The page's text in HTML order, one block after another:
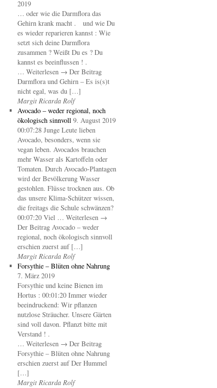
2019
… oder wie die Darmflora das
Gehirn krank macht . und wie Du
es wieder reparieren kannst : Wie
setzt sich deine Darmflora
zusammen ? Weißt Du es ? Du
kannst es beeinflussen ! .
… Weiterlesen → Der Beitrag
Darmflora und Gehirn – Es is(s)t
nicht egal, was du […]
Margit Ricarda Rolf
Avocado – weder regional, noch
ökologisch sinnvoll 9. August 2019
00:07:28 Junge Leute lieben
Avocado, besonders, wenn sie
vegan leben. Avocados brauchen
mehr Wasser als Kartoffeln oder
Tomaten. Durch Avocado-Plantagen
wird der Bevölkerung Wasser
gestohlen. Flüsse trocknen aus. Ob
das unsere Klima-Schützer wissen,
die freitags die Schule schwänzen?
00:07:20 Viel … Weiterlesen →
Der Beitrag Avocado – weder
regional, noch ökologisch sinnvoll
erschien zuerst auf […]
Margit Ricarda Rolf
Forsythie – Blüten ohne Nahrung
7. März 2019
Forsythie und keine Bienen im
Hortus : 00:01:20 Immer wieder
beeindruckend: Wir pflanzen
nutzlose Sträucher. Unsere Gärten
sind voll davon. Pflanzt bitte mit
Verstand ! .
… Weiterlesen → Der Beitrag
Forsythie – Blüten ohne Nahrung
erschien zuerst auf Der Hummel
[…]
Margit Ricarda Rolf